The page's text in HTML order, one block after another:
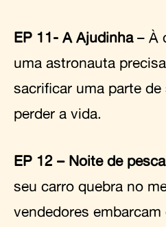
EP 11- A Ajudinha– À
uma astronauta
sacrificar uma parte
perder a vida.
EP 12 – Noite de
seu carro quebra no
vendedores